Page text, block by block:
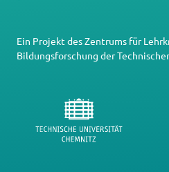
Ein Projekt desZentrums für
Bildungsforschung der